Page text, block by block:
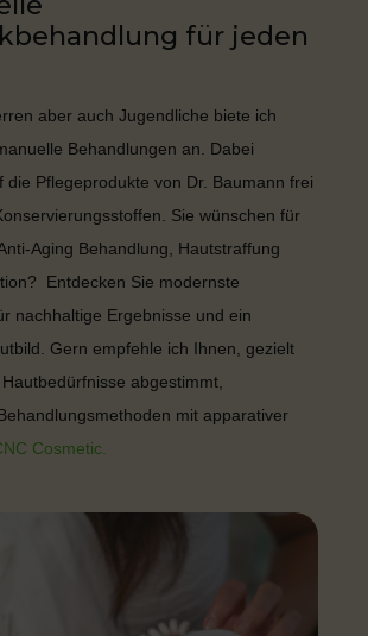
für jeden
aber auch Jugendliche biete ich
Behandlungen an. Dabei
die Pflegeprodukte von Dr. Baumann frei
Sie wünschen für
Aging Behandlung, Hautstraffung
Entdecken Sie modernste
nachhaltige Ergebnisse und ein
Gern empfehle ich Ihnen, gezielt
abgestimmt,
mit apparativer
Cosmetic.